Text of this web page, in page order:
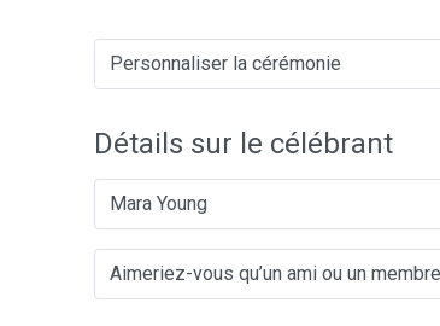
Détails sur le célébrant
Mara Young